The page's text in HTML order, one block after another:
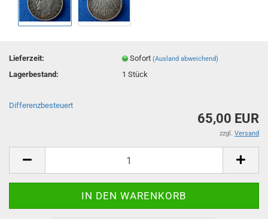
Lieferzeit: Sofort(Ausland abweichend)
Lagerbestand: 1Stück
Differenzbesteuert
65,00 EUR
zzgl. Versand